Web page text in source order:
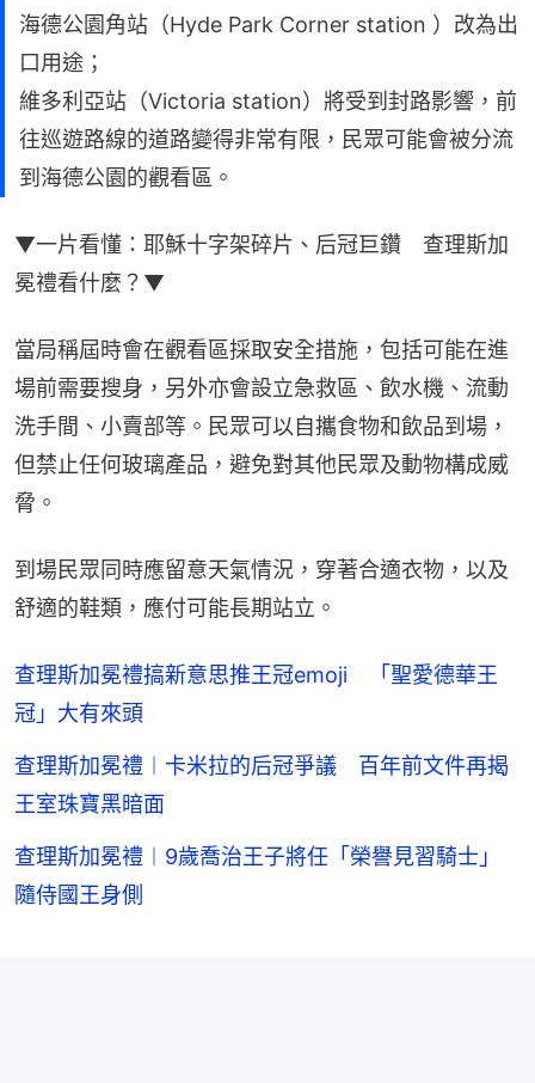
海德公園角站（Hyde Park Corner station ）改為出
口用途；
維多利亞站（Victoria station）將受到封路影響，前
往巡遊路線的道路變得非常有限，民眾可能會被分流
到海德公園的觀看區。
▼一片看懂：耶穌十字架碎片、后冠巨鑽　查理斯加
冕禮看什麼？▼
當局稱屆時會在觀看區採取安全措施，包括可能在進
場前需要搜身，另外亦會設立急救區、飲水機、流動
洗手間、小賣部等。民眾可以自攜食物和飲品到場，
但禁止任何玻璃產品，避免對其他民眾及動物構成威
脅。
到場民眾同時應留意天氣情況，穿著合適衣物，以及
舒適的鞋類，應付可能長期站立。
查理斯加冕禮搞新意思推王冠emoji 「聖愛德華王
冠」大有來頭
查理斯加冕禮︱卡米拉的后冠爭議 百年前文件再揭
王室珠寶黑暗面
查理斯加冕禮︱9歲喬治王子將任「榮譽見習騎士」
隨侍國王身側